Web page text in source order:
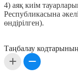
4) аяқ киім
Республикасына
өндірілген).
Таңбалау